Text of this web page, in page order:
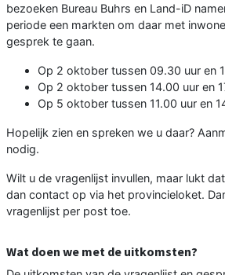
bezoeken Bureau Buhrs en Land-iD
periode een markten om daar met
gesprek te gaan.
Op 2 oktober tussen 09.30 uur en
Op 2 oktober tussen 14.00 uur en
Op 5 oktober tussen 11.00 uur en
Hopelijk zien en spreken we u daar?
nodig.
Wilt u de vragenlijst invullen, maar lukt
dan contact op via het provincieloket.
vragenlijst per post toe.
Wat doen we met de uitkomsten?